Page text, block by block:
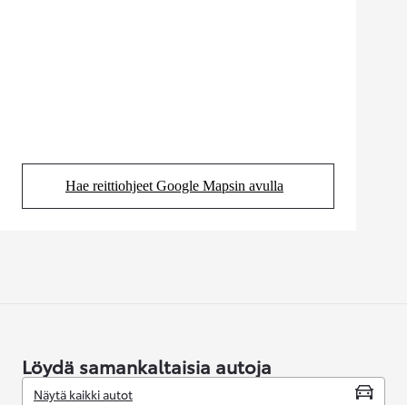
Hae reittiohjeet Google Mapsin avulla
(Aukeaa uudessa välilehdessä)
Löydä samankaltaisia autoja
Näytä kaikki autot